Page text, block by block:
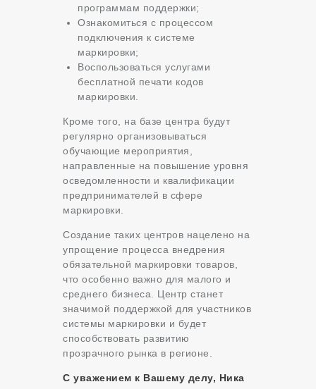
программам поддержки;
Ознакомиться с процессом
подключения к системе
маркировки;
Воспользоваться услугами
бесплатной печати кодов
маркировки.
Кроме того, на базе центра будут
регулярно организовываться
обучающие мероприятия,
направленные на повышение уровня
осведомленности и квалификации
предпринимателей в сфере
маркировки.
Создание таких центров нацелено на
упрощение процесса внедрения
обязательной маркировки товаров,
что особенно важно для малого и
среднего бизнеса. Центр станет
значимой поддержкой для участников
системы маркировки и будет
способствовать развитию
прозрачного рынка в регионе.
С уважением к Вашему делу, Ника